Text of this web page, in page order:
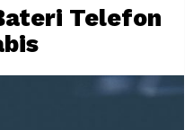
Telefon